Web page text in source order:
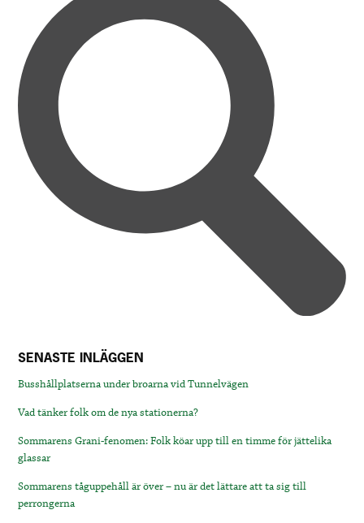
SENASTE INLÄGGEN
Busshållplatserna under broarna vid Tunnelvägen
Vad tänker folk om de nya stationerna?
Sommarens Grani-fenomen: Folk köar upp till en timme för jättelika
glassar
Sommarens tåguppehåll är över – nu är det lättare att ta sig till
perrongerna